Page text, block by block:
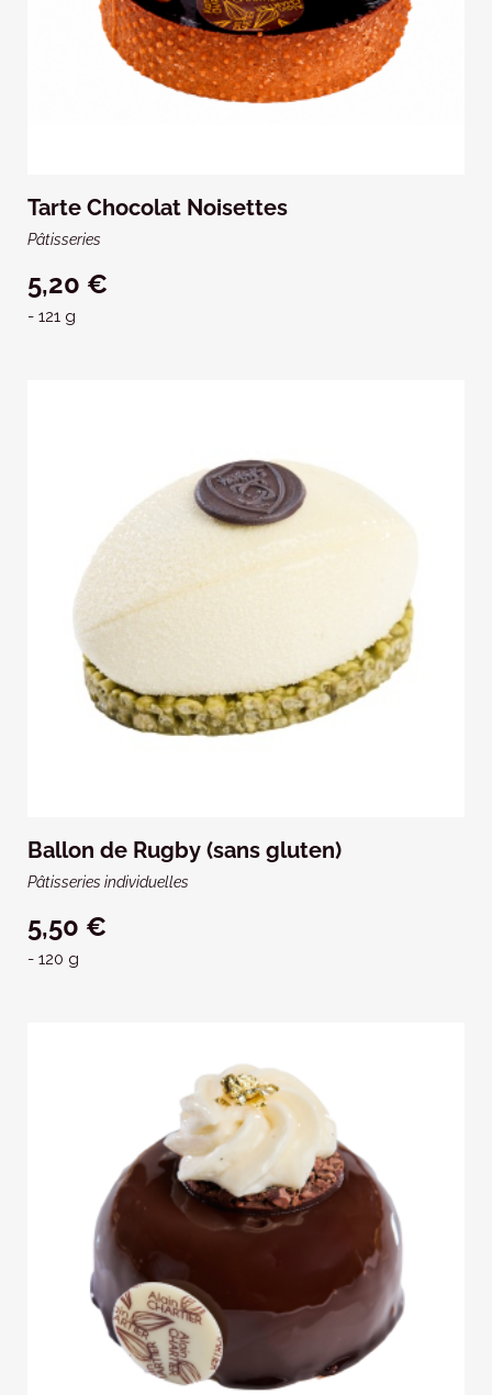
Tarte Chocolat Noisettes
Pâtisseries
5,20 €
- 121 g
Ballon de Rugby (sans gluten)
Pâtisseries individuelles
5,50 €
- 120 g